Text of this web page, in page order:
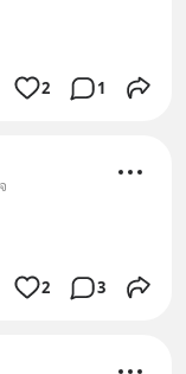
2 1
2 3